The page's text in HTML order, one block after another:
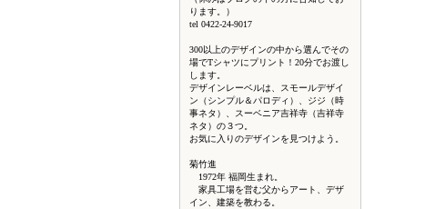
ります。）
tel 0422-24-9017
300以上のデザインの中から選んでその
場でTシャツにプリント！20分でお渡し
します。
デザインレーベルは、スモールデザイ
ン（シンプル＆パロディ）、ジジ（時
事ネタ）、スーベニア吉祥寺（吉祥寺
ネタ）の３つ。
お気に入りのデザインを見つけよう。
菊竹進
1972年 福岡生まれ。
家具工場を営む父からアート、デザ
イン、建築を教わる。